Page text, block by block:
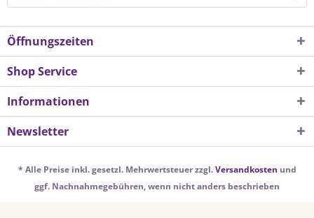
Öffnungszeiten
Shop Service
Informationen
Newsletter
* Alle Preise inkl. gesetzl. Mehrwertsteuer zzgl.Versandkosten und
ggf. Nachnahmegebühren, wenn nicht anders beschrieben